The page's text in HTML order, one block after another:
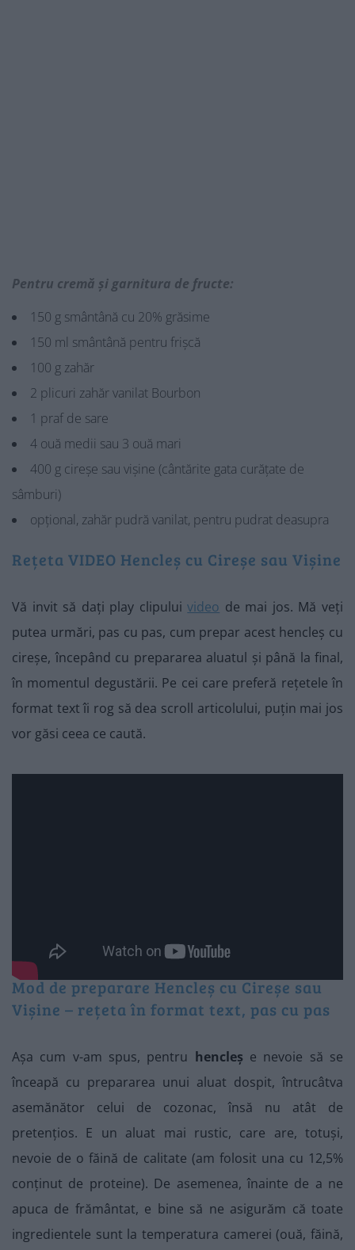
Pentru cremă și garnitura de fructe:
150 g smântână cu 20% grăsime
150 ml smântână pentru frișcă
100 g zahăr
2 plicuri zahăr vanilat Bourbon
1 praf de sare
4 ouă medii sau 3 ouă mari
400 g cireșe sau vișine (cântărite gata curățate de
sâmburi)
opțional, zahăr pudră vanilat, pentru pudrat deasupra
Rețeta VIDEO Hencleș cu Cireșe sau Vișine
Vă invit să dați play clipuluivideo de mai jos. Mă veți
putea urmări, pas cu pas, cum prepar acest hencleș cu
cireșe, începând cu prepararea aluatul și până la final,
în momentul degustării. Pe cei care preferă rețetele în
format text îi rog să dea scroll articolului, puțin mai jos
vor găsi ceea ce caută.
Mod de preparare Hencleș cu Cireșe sau
Vișine – rețeta în format text, pas cu pas
Așa cum v-am spus, pentru hencleș e nevoie să se
înceapă cu prepararea unui aluat dospit, întrucâtva
asemănător celui de cozonac, însă nu atât de
pretențios. E un aluat mai rustic, care are, totuși,
nevoie de o făină de calitate (am folosit una cu 12,5%
conținut de proteine). De asemenea, înainte de a ne
apuca de frământat, e bine să ne asigurăm că toate
ingredientele sunt la temperatura camerei (ouă, făină,